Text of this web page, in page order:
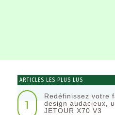
ARTICLES LES PLUS LUS
1
Redéfinissez votre
design audacieux,
JETOUR X70 V3